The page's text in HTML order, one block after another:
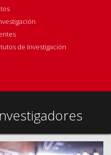
de Investigación